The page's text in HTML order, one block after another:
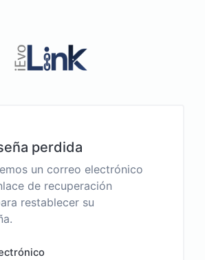
perdida
un correo electrónico
de recuperación
restablecer su